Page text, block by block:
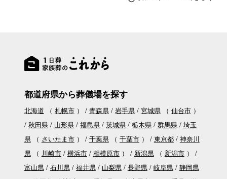
都道府県から葬儀場を探す
北海道 （ 札幌市） 青森県 岩手県 宮城県（ 仙台市）
秋田県
山形県 福島県 茨城県 栃木県 群馬県
埼玉
県（ さいたま市） 千葉県（ 千葉市） 東京都
神奈川
県（ 川崎市 横浜市 相模原市） 新潟県（ 新潟市）
富山県
石川県 福井県 山梨県 長野県 岐阜県
静岡県